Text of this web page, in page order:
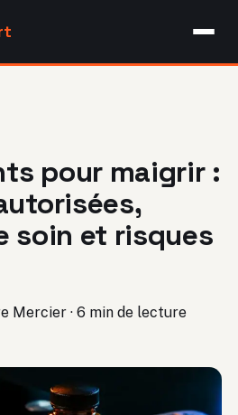
pour maigrir :
soin et risques
Mercier · 6 min de lecture